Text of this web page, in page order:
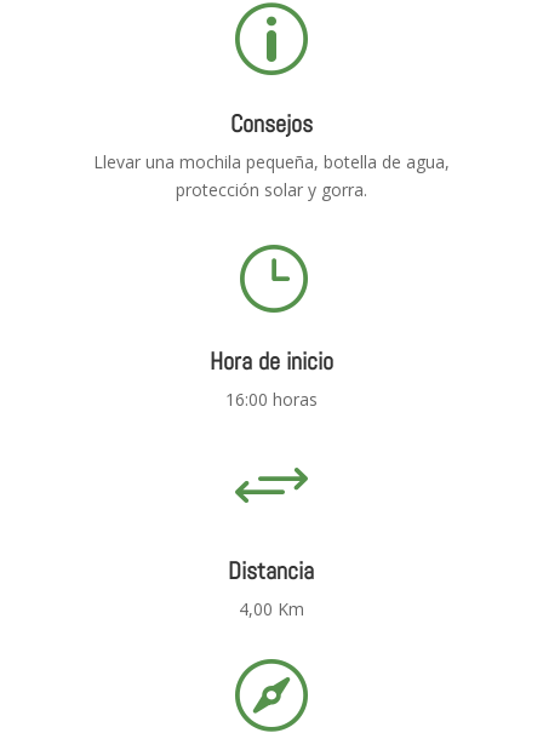
p
Consejos
Llevar una mochila pequeña, botella de agua,
protección solar y gorra.
}
Hora de inicio
16:00 horas
+
Distancia
4,00 Km
